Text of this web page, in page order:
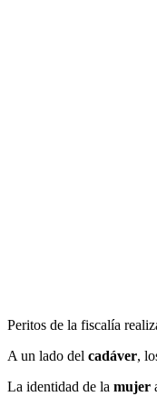
Peritos de la fiscalía
A un lado del cadáver,
La identidad de la mujer